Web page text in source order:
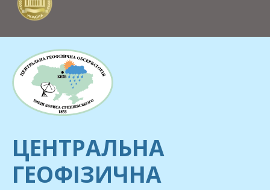
ЦЕНТРАЛЬНА
ГЕОФІЗИЧНА